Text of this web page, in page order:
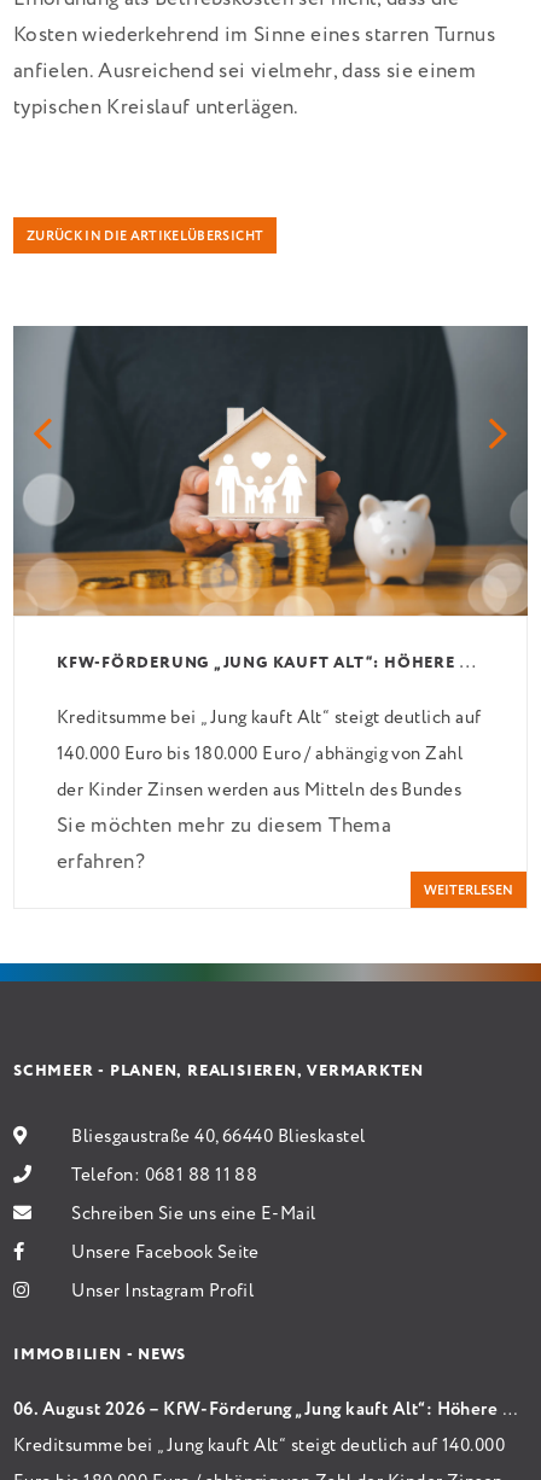
Kosten wiederkehrend im Sinne eines starren Turnus
anfielen. Ausreichend sei vielmehr, dass sie einem
typischen Kreislauf unterlägen.
ZURÜCK IN DIE ARTIKELÜBERSICHT
K
FW-FÖRDERUNG „JUNG KAUFT ALT“: HÖHERE KREDITE AB AUGUST 2026
Kreditsumme bei „Jung kauft Alt“ steigt deutlich auf
140.000 Euro bis 180.000 Euro / abhängig von Zahl
der Kinder Zinsen werden aus Mitteln des Bundes
verbilligt: Heutiger Zins bei 0,53 Prozent effektiv
bei 35 Jahren Laufzeit und 10 Jahren Zinsbindung
Antragstellende verpflichten sich zu energetischer
Sanierung in Einzelmaßnahmen […]
Sie möchten mehr zu diesem Thema
erfahren?
WEITERLESEN
SCHMEER - PLANEN, REALISIEREN, VERMARKTEN
Bliesgaustraße 40, 66440 Blieskastel
Telefon: 0681 88 11 88
Schreiben Sie uns eine E-Mail
Unsere Facebook Seite
Unser Instagram Profil
IMMOBILIEN - NEWS
06. August 2026 – KfW-Förderung „Jung kauft Alt“: Höhere Kredite ab August 2026
Kreditsumme bei „Jung kauft Alt“ steigt deutlich auf 140.000